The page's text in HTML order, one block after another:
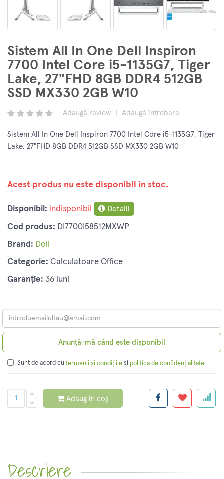
Sistem All In One Dell Inspiron
7700 Intel Core i5-1135G7, Tiger
Lake, 27"FHD 8GB DDR4 512GB
SSD MX330 2GB W10
Adaugă review Adaugă întrebare
Sistem All In One Dell Inspiron 7700 Intel Core i5-1135G7, Tiger
Lake, 27"FHD 8GB DDR4 512GB SSD MX330 2GB W10
Acest produs nu este disponibil în stoc.
Disponibil: indisponibil Detalii
Cod produs: DI7700I58512MXWP
Brand: Dell
Categorie: Calculatoare Office
Garanție: 36 luni
Anunță-mă când este disponibil
Sunt de acord cu termenii și condițiile și politica de confidențialitate
Adaug în coș
Descriere